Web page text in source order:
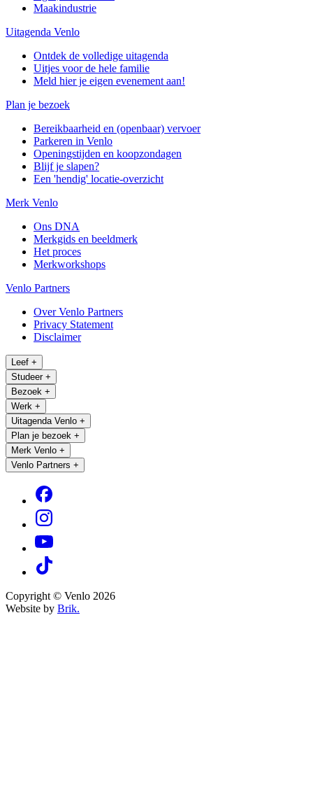
Maakindustrie
Uitagenda Venlo
Ontdek de volledige uitagenda
Uitjes voor de hele familie
Meld hier je eigen evenement aan!
Plan je bezoek
Bereikbaarheid en (openbaar) vervoer
Parkeren in Venlo
Openingstijden en koopzondagen
Blijf je slapen?
Een 'hendig' locatie-overzicht
Merk Venlo
Ons DNA
Merkgids en beeldmerk
Het proces
Merkworkshops
Venlo Partners
Over Venlo Partners
Privacy Statement
Disclaimer
Leef +
Studeer +
Bezoek +
Werk +
Uitagenda Venlo +
Plan je bezoek +
Merk Venlo +
Venlo Partners +
Copyright © Venlo 2026
Website by Brik.